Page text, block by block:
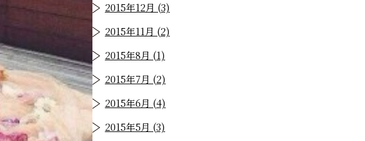
2015年12月 (3)
2015年11月 (2)
2015年8月 (1)
2015年7月 (2)
2015年6月 (4)
2015年5月 (3)